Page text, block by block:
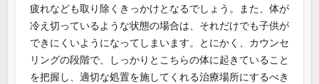
疲れなども取り除くきっかけとなるでしょう。また、体が
冷え切っているような状態の場合は、それだけでも子供が
できにくいようになってしまいます。とにかく、カウンセ
リングの段階で、しっかりとこちらの体に起きていること
を把握し、適切な処置を施してくれる治療場所にするべき